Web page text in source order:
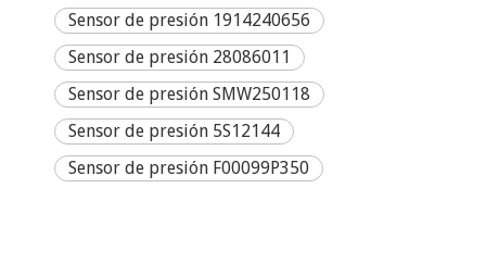
Sensor de presión 1914240656
Sensor de presión 28086011
Sensor de presión SMW250118
Sensor de presión 5S12144
Sensor de presión F00099P350